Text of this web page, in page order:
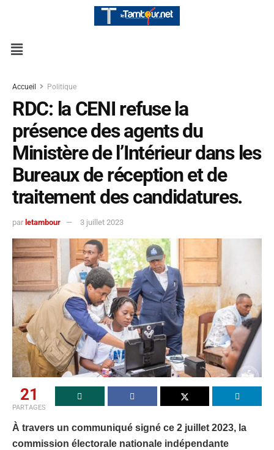
Accueil Politique
RDC: la CENI refuse la
présence des agents du
Ministère de l’Intérieur dans les
Bureaux de réception et de
traitement des candidatures.
par letambour 3 juillet 2023
21
PARTAGES
À travers un communiqué signé ce 2 juillet 2023, la
commission électorale nationale indépendante